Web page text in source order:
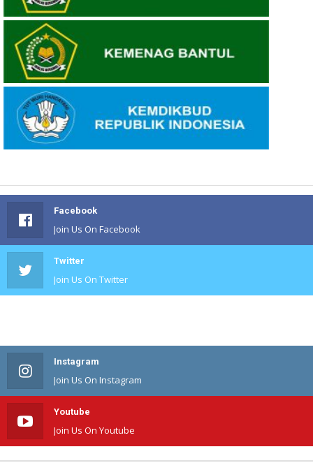
Facebook
Join Us On Facebook
Twitter
Join Us On Twitter
Instagram
Join Us On Instagram
Youtube
Join Us On Youtube